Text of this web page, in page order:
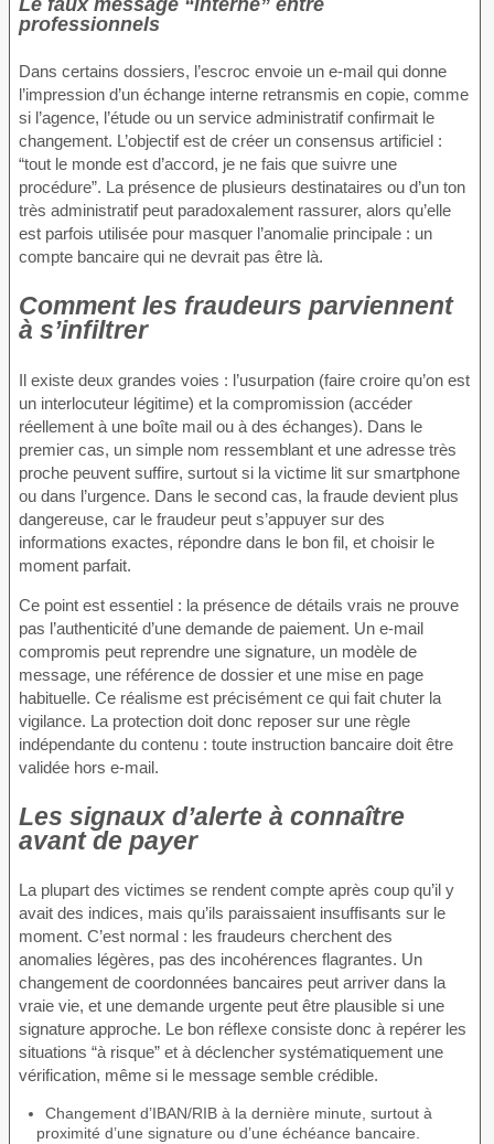
professionnels
Dans certains dossiers, l’escroc envoie un e-mail qui donne
l’impression d’un échange interne retransmis en copie, comme
si l’agence, l’étude ou un service administratif confirmait le
changement. L’objectif est de créer un consensus artificiel :
“tout le monde est d’accord, je ne fais que suivre une
procédure”. La présence de plusieurs destinataires ou d’un ton
très administratif peut paradoxalement rassurer, alors qu’elle
est parfois utilisée pour masquer l’anomalie principale : un
compte bancaire qui ne devrait pas être là.
Comment les fraudeurs parviennent
à s’infiltrer
Il existe deux grandes voies : l’usurpation (faire croire qu’on est
un interlocuteur légitime) et la compromission (accéder
réellement à une boîte mail ou à des échanges). Dans le
premier cas, un simple nom ressemblant et une adresse très
proche peuvent suffire, surtout si la victime lit sur smartphone
ou dans l’urgence. Dans le second cas, la fraude devient plus
dangereuse, car le fraudeur peut s’appuyer sur des
informations exactes, répondre dans le bon fil, et choisir le
moment parfait.
Ce point est essentiel : la présence de détails vrais ne prouve
pas l’authenticité d’une demande de paiement. Un e-mail
compromis peut reprendre une signature, un modèle de
message, une référence de dossier et une mise en page
habituelle. Ce réalisme est précisément ce qui fait chuter la
vigilance. La protection doit donc reposer sur une règle
indépendante du contenu : toute instruction bancaire doit être
validée hors e-mail.
Les signaux d’alerte à connaître
avant de payer
La plupart des victimes se rendent compte après coup qu’il y
avait des indices, mais qu’ils paraissaient insuffisants sur le
moment. C’est normal : les fraudeurs cherchent des
anomalies légères, pas des incohérences flagrantes. Un
changement de coordonnées bancaires peut arriver dans la
vraie vie, et une demande urgente peut être plausible si une
signature approche. Le bon réflexe consiste donc à repérer les
situations “à risque” et à déclencher systématiquement une
vérification, même si le message semble crédible.
Changement d’IBAN/RIB à la dernière minute, surtout à
proximité d’une signature ou d’une échéance bancaire.